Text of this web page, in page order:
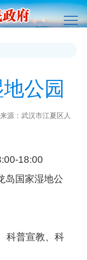
公园
：武汉市江夏区人
18:00
岛国家湿地公
科普宣教、科